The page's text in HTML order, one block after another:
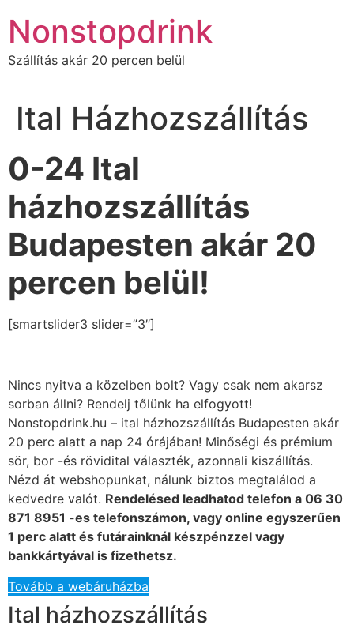
tartalomhoz
Nonstopdrink
Szállítás akár 20 percen belül
Ital Házhozszállítás
0-24 Ital
házhozszállítás
Budapesten akár 20
percen belül!
[smartslider3 slider=”3″]
Nincs nyitva a közelben bolt? Vagy csak nem akarsz
sorban állni? Rendelj tőlünk ha elfogyott!
Nonstopdrink.hu – ital házhozszállítás Budapesten akár
20 perc alatt a nap 24 órájában! Minőségi és prémium
sör, bor -és rövidital választék, azonnali kiszállítás.
Nézd át webshopunkat, nálunk biztos megtalálod a
kedvedre valót. Rendelésed leadhatod telefon a 06 30
871 8951 -es telefonszámon, vagy online egyszerűen
1 perc alatt és futárainknál készpénzzel vagy
bankkártyával is fizethetsz.
Tovább a webáruházba
Ital házhozszállítás